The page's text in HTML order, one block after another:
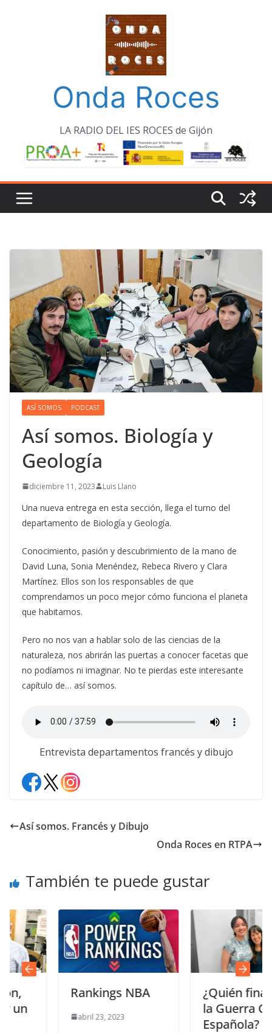
Onda Roces
LA RADIO DEL IES ROCES de Gijón
ASÍ SOMOS PODCAST
Así somos. Biología y
Geología
diciembre 11, 2023 Luis Llano
Una nueva entrega en esta sección, llega el turno del
departamento de Biología y Geología.
Conocimiento, pasión y descubrimiento de la mano de
David Luna, Sonia Menéndez, Rebeca Rivero y Clara
Martínez. Ellos son los responsables de que
comprendamos un poco mejor cómo funciona el planeta
que habitamos.
Pero no nos van a hablar solo de las ciencias de la
naturaleza, nos abrirán las puertas a conocer facetas que
no podíamos ni imaginar. No te pierdas este interesante
capítulo de… así somos.
Entrevista departamentos francés y dibujo
Así somos. Francés y Dibujo
Onda Roces en RTPA
También te puede gustar
Rankings NBA
abril 23, 2023
¿Quién financió
la Guerra Civil
Española?